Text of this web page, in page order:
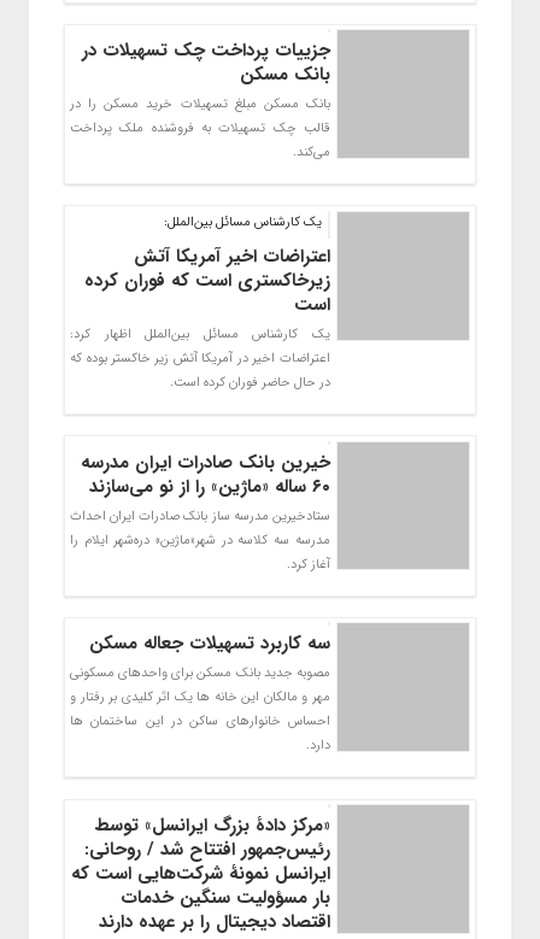
جزییات پرداخت چک تسهیلات در
بانک مسکن
بانک مسکن مبلغ تسهیلات خرید مسکن را در
قالب چک تسهیلات به فروشنده ملک پرداخت
می‌کند.
یک کارشناس مسائل بین‌الملل:
اعتراضات اخیر آمریکا آتش
زیرخاکستری است که فوران کرده
است
یک کارشناس مسائل بین‌الملل اظهار کرد:
اعتراضات اخیر در آمریکا آتش زیر خاکستر بوده که
در حال حاضر فوران کرده است.
خیرین بانک صادرات ایران مدرسه
۶٠ ساله «ماژین» را از نو می‌سازند
ستادخیرین مدرسه ساز بانک صادرات ایران احداث
مدرسه سه کلاسه در شهر«ماژین» دره‌شهر ایلام را
آغاز کرد.
سه کاربرد تسهیلات جعاله مسکن
مصوبه جدید بانک مسکن برای واحدهای مسکونی
مهر و مالکان این خانه ها یک اثر کلیدی بر رفتار و
احساس خانوارهای ساکن در این ساختمان ها
دارد.
«مرکز دادۀ بزرگ ایرانسل» توسط
رئیس‌جمهور افتتاح شد / روحانی:
ایرانسل نمونۀ شرکت‌هایی است که
بار مسؤولیت سنگین خدمات
اقتصاد دیجیتال را بر عهده دارند